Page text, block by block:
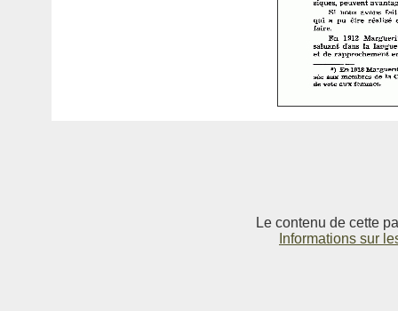
Le contenu de cette
Informations sur